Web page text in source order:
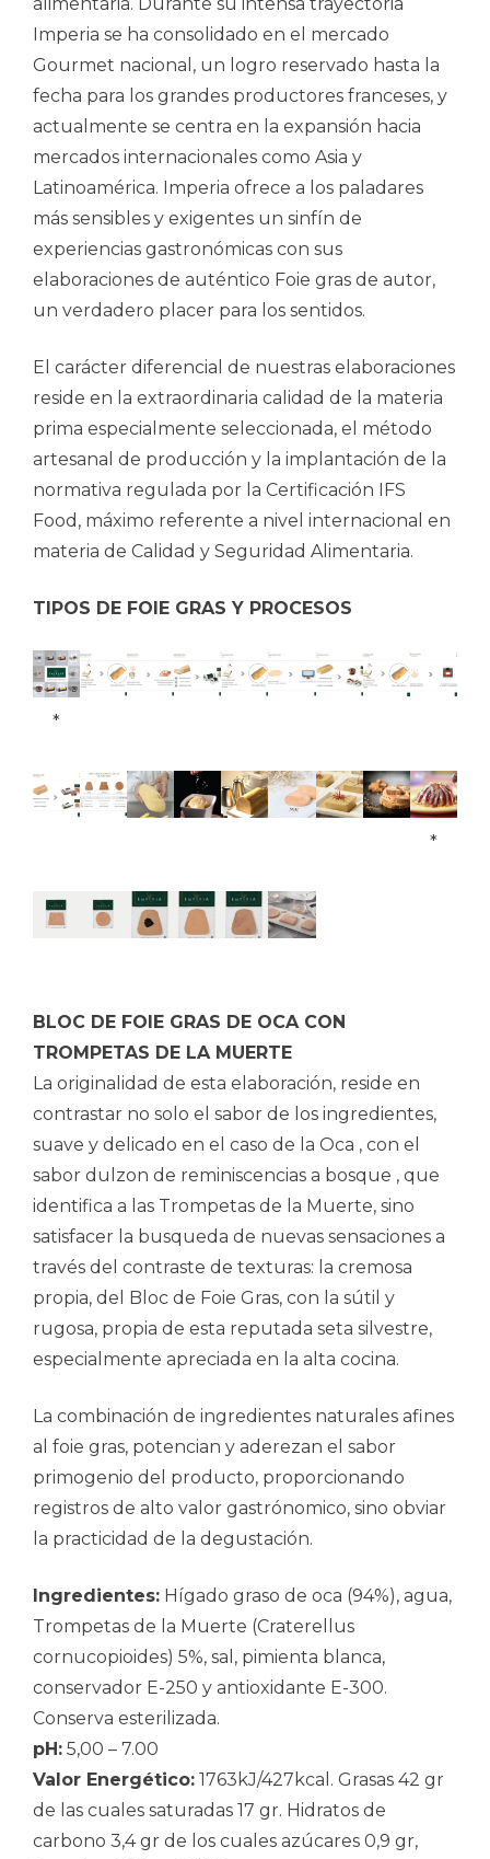
Imperia se ha consolidado en el mercado
Gourmet nacional, un logro reservado hasta la
fecha para los grandes productores franceses, y
actualmente se centra en la expansión hacia
mercados internacionales como Asia y
Latinoamérica. Imperia ofrece a los paladares
más sensibles y exigentes un sinfín de
experiencias gastronómicas con sus
elaboraciones de auténtico Foie gras de autor,
un verdadero placer para los sentidos.
El carácter diferencial de nuestras elaboraciones
reside en la extraordinaria calidad de la materia
prima especialmente seleccionada, el método
artesanal de producción y la implantación de la
normativa regulada por la Certificación IFS
Food, máximo referente a nivel internacional en
materia de Calidad y Seguridad Alimentaria.
TIPOS DE FOIE GRAS Y PROCESOS
*
*
BLOC DE FOIE GRAS DE OCA CON
TROMPETAS DE LA MUERTE
La originalidad de esta elaboración, reside en
contrastar no solo el sabor de los ingredientes,
suave y delicado en el caso de la Oca , con el
sabor dulzon de reminiscencias a bosque , que
identifica a las Trompetas de la Muerte, sino
satisfacer la busqueda de nuevas sensaciones a
través del contraste de texturas: la cremosa
propia, del Bloc de Foie Gras, con la sútil y
rugosa, propia de esta reputada seta silvestre,
especialmente apreciada en la alta cocina.
La combinación de ingredientes naturales afines
al foie gras, potencian y aderezan el sabor
primogenio del producto, proporcionando
registros de alto valor gastrónomico, sino obviar
la practicidad de la degustación.
Ingredientes: Hígado graso de oca (94%), agua,
Trompetas de la Muerte (Craterellus
cornucopioides) 5%, sal, pimienta blanca,
conservador E-250 y antioxidante E-300.
Conserva esterilizada.
pH: 5,00 – 7.00
Valor Energético: 1763kJ/427kcal. Grasas 42 gr
de las cuales saturadas 17 gr. Hidratos de
carbono 3,4 gr de los cuales azúcares 0,9 gr,